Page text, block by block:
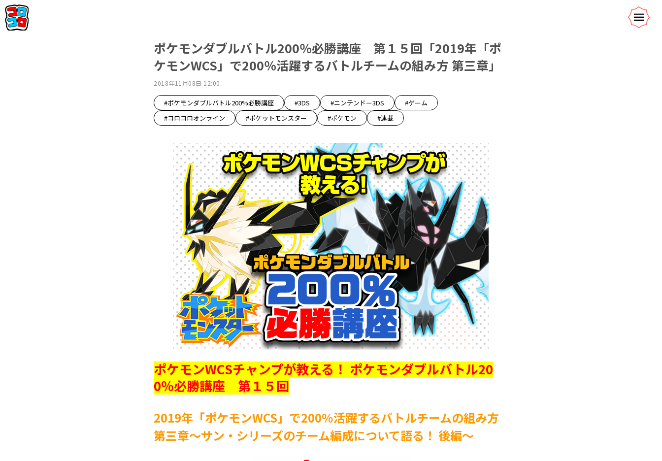
ポケモンダブルバトル200％必勝講座 第１５回「2019年「ポ
ケモンWCS」で200％活躍するバトルチームの組み方 第三章」
2018年11月08日 12:00
#ポケモンダブルバトル200%必勝講座 #3DS #ニンテンドー3DS
#ゲーム
#コロコロオンライン
#ポケットモンスター #ポケモン #連載
ポケモンWCSチャンプが教える！ ポケモンダブルバトル20
0％必勝講座 第１５回
2019年「ポケモンWCS」で200％活躍するバトルチームの組み方
第三章～サン・シリーズのチーム編成について語る！ 後編～